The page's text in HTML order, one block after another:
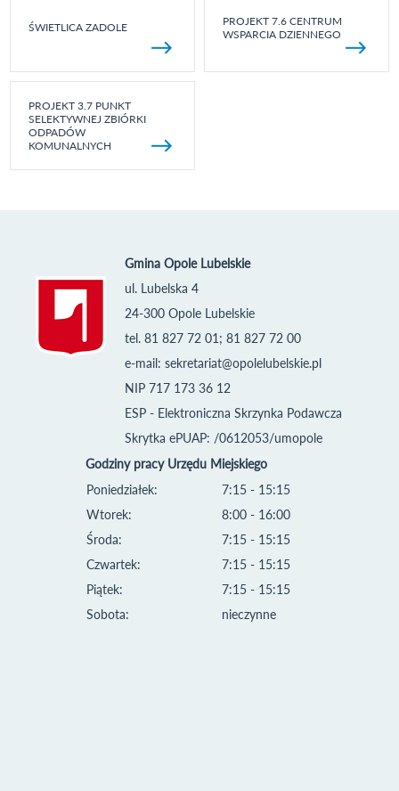
ŚWIETLICA ZADOLE
PROJEKT 7.6 CENTRUM
WSPARCIA DZIENNEGO
PROJEKT 3.7 PUNKT
SELEKTYWNEJ ZBIÓRKI
ODPADÓW
KOMUNALNYCH
Gmina Opole Lubelskie
ul. Lubelska 4
24-300 Opole Lubelskie
tel. 81 827 72 01; 81 827 72 00
e-mail: sekretariat@opolelubelskie.pl
NIP 717 173 36 12
ESP - Elektroniczna Skrzynka Podawcza
Skrytka ePUAP: /0612053/umopole
Godziny pracy Urzędu Miejskiego
Poniedziałek:
Wtorek:
Środa:
Czwartek:
Piątek:
Sobota:
7:15 - 15:15
8:00 - 16:00
7:15 - 15:15
7:15 - 15:15
7:15 - 15:15
nieczynne